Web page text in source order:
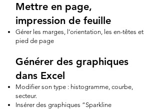
Mettre en page,
impression de feuille
Gérer les marges, l’orientation, les en-têtes et
pied de page
Générer des graphiques
dans Excel
Modifier son type : histogramme, courbe,
secteur.
Insérer des graphiques “Sparkline